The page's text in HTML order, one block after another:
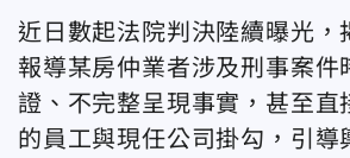
近日數起法院判決陸續曝光，
報導某房仲業者涉及刑事案件
證、不完整呈現事實，甚至直
的員工與現任公司掛勾，引導